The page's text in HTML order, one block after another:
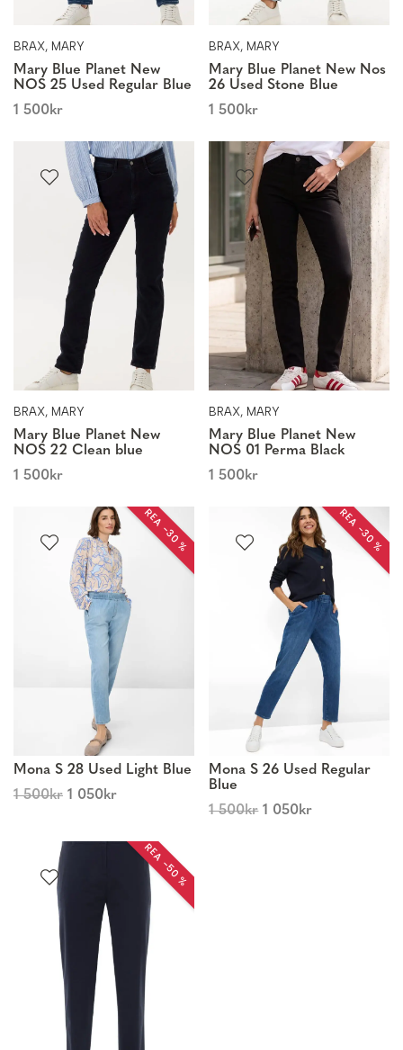
BRAX, MARY
Mary Blue Planet New
NOS 25 Used Regular Blue
1 500kr
BRAX, MARY
Mary Blue Planet New Nos
26 Used Stone Blue
1 500kr
BRAX, MARY
Mary Blue Planet New
NOS 22 Clean blue
1 500kr
BRAX, MARY
Mary Blue Planet New
NOS 01 Perma Black
1 500kr
REA −30 %
Mona S 28 Used Light Blue
1 500kr 1 050kr
REA −30 %
Mona S 26 Used Regular
Blue
1 500kr 1 050kr
REA −50 %